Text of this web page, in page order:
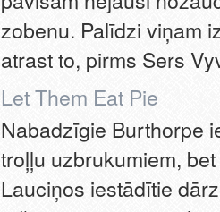
zobenu. Palīdzi viņam
atrast to, pirms Sers
Let Them Eat Pie
Nabadzīgie Burthorpe
troļļu uzbrukumiem,
Lauciņos iestādītie